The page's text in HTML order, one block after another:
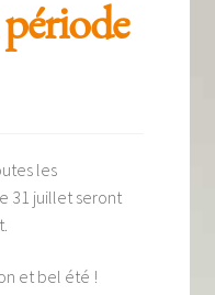
les
31 juillet seront
et bel été !